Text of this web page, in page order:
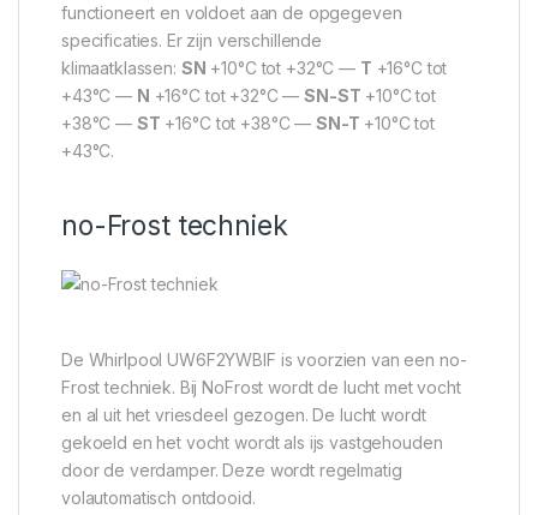
functioneert en voldoet aan de opgegeven
specificaties. Er zijn verschillende
klimaatklassen: SN +10°C tot +32°C — T +16°C tot
+43°C — N +16°C tot +32°C —SN-ST +10°C tot
+38°C — ST +16°C tot +38°C — SN-T +10°C tot
+43°C.
no-Frost techniek
De Whirlpool UW6F2YWBIF is voorzien van een no-
Frost techniek. Bij NoFrost wordt de lucht met vocht
en al uit het vriesdeel gezogen. De lucht wordt
gekoeld en het vocht wordt als ijs vastgehouden
door de verdamper. Deze wordt regelmatig
volautomatisch ontdooid.